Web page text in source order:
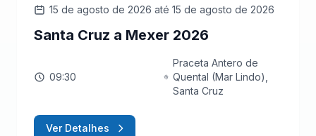
15 de agosto de 2026 até 15 de agosto de 2026
Santa Cruz a Mexer 2026
09:30
Praceta Antero de
Quental (Mar Lindo),
Santa Cruz
Ver Detalhes